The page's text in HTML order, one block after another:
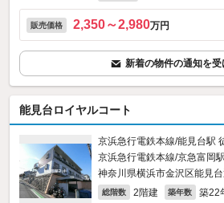
販売価格 2,350～2,980万円
新着の物件の通知を受
能見台ロイヤルコート
京浜急行電鉄本線/能見台駅
京浜急行電鉄本線/京急富岡
神奈川県横浜市金沢区能見
総階数 2階建 築年数 築22